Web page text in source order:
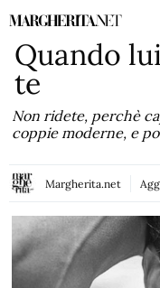
Vai
contenuto
Quando
te
Non ridete, perchè
coppie moderne, e
Margherita.net